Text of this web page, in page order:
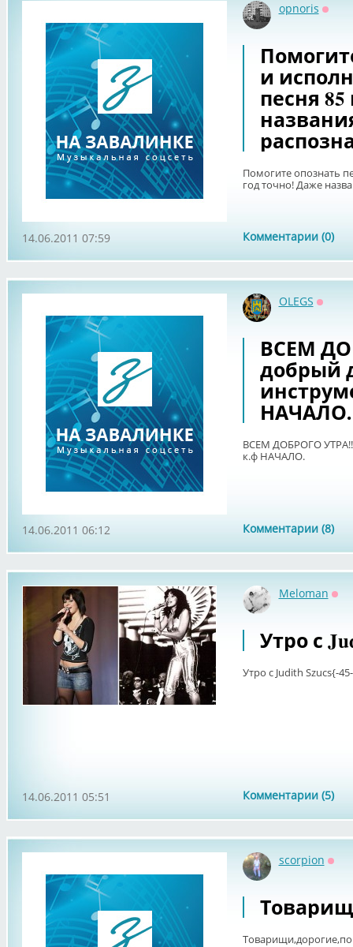
opnoris
и
песня
Помогите опознать
год точно! Даже
Комментарии (0)
14.06.2011 07:59
OLEGS
ВСЕМ
добрый
НАЧАЛО.
ВСЕМ ДОБРОГО
к.ф НАЧАЛО.
Комментарии (8)
14.06.2011 06:12
Meloman
Утро с
Утро с Judith Szucs{-
Комментарии (5)
14.06.2011 05:51
scorpion